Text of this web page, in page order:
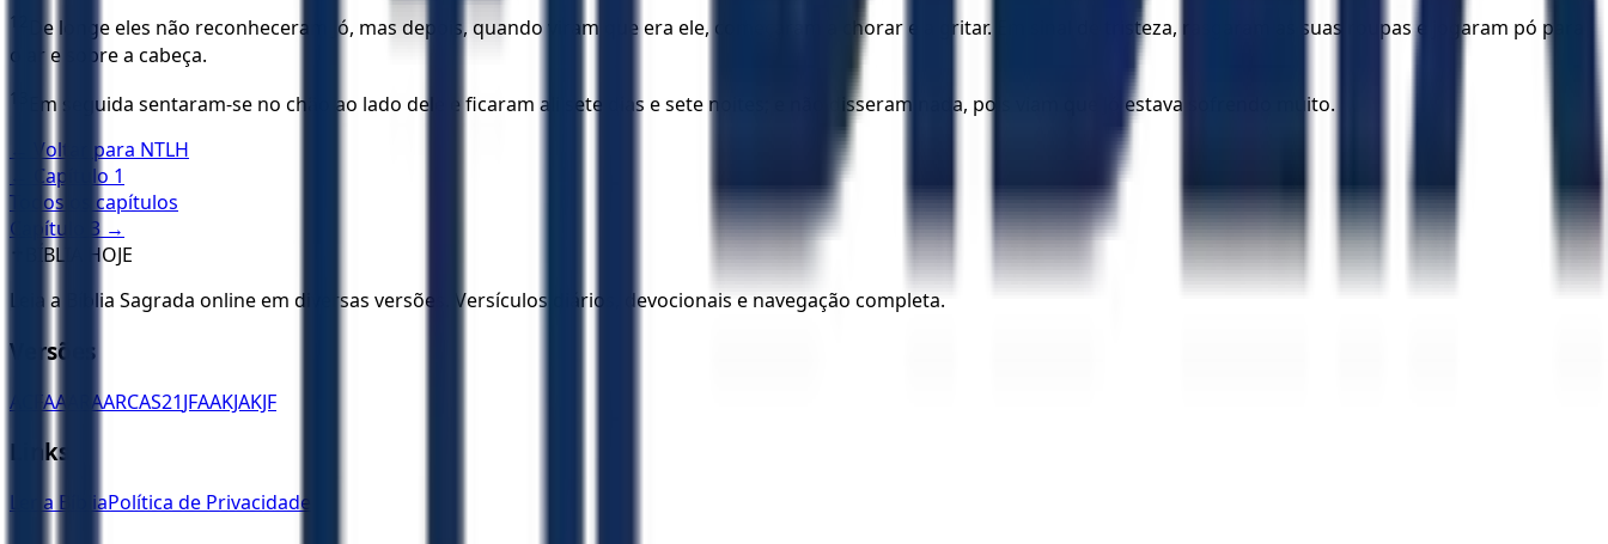
12
De longe eles não reconheceram Jó, mas depois, quando viram que era ele, começaram a chorar e a gritar. Em sinal de tristeza, rasgaram as suas roupas e jogaram pó para
o ar e sobre a cabeça.
13
Em seguida sentaram-se no chão ao lado dele e ficaram ali sete dias e sete noites; e não disseram nada, pois viam que Jó estava sofrendo muito.
← Voltar para NTLH
← Capítulo 1
Todos os capítulos
Capítulo
3 →
BÍBLIA HOJE
Leia a Bíblia Sagrada online em diversas versões. Versículos diários, devocionais e navegação completa.
Versões
ACFAA ARAARCAS21JFAAKJAKJF
Links
Ler a BíbliaPolítica de Privacidade